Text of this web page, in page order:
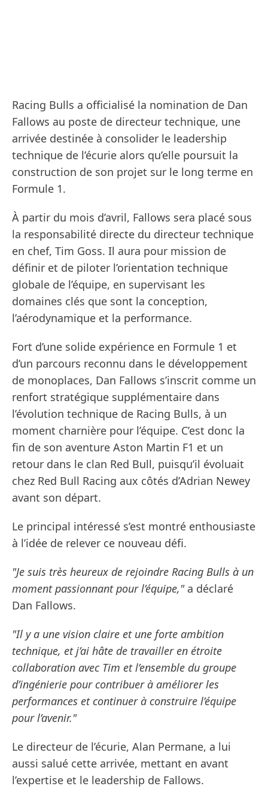
Racing Bulls a officialisé la nomination de Dan
Fallows au poste de directeur technique, une
arrivée destinée à consolider le leadership
technique de l’écurie alors qu’elle poursuit la
construction de son projet sur le long terme en
Formule 1.
À partir du mois d’avril, Fallows sera placé sous
la responsabilité directe du directeur technique
en chef, Tim Goss. Il aura pour mission de
définir et de piloter l’orientation technique
globale de l’équipe, en supervisant les
domaines clés que sont la conception,
l’aérodynamique et la performance.
Fort d’une solide expérience en Formule 1 et
d’un parcours reconnu dans le développement
de monoplaces, Dan Fallows s’inscrit comme un
renfort stratégique supplémentaire dans
l’évolution technique de Racing Bulls, à un
moment charnière pour l’équipe. C’est donc la
fin de son aventure Aston Martin F1 et un
retour dans le clan Red Bull, puisqu’il évoluait
chez Red Bull Racing aux côtés d’Adrian Newey
avant son départ.
Le principal intéressé s’est montré enthousiaste
à l’idée de relever ce nouveau défi.
"Je suis très heureux de rejoindre Racing Bulls à un
moment passionnant pour l’équipe,"a déclaré
Dan Fallows.
"Il y a une vision claire et une forte ambition
technique, et j’ai hâte de travailler en étroite
collaboration avec Tim et l’ensemble du groupe
d’ingénierie pour contribuer à améliorer les
performances et continuer à construire l’équipe
pour l’avenir."
Le directeur de l’écurie, Alan Permane, a lui
aussi salué cette arrivée, mettant en avant
l’expertise et le leadership de Fallows.